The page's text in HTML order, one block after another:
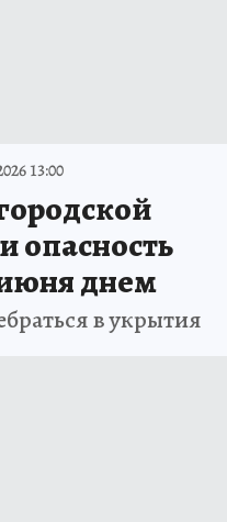
13:00
опасность
днем
в укрытия